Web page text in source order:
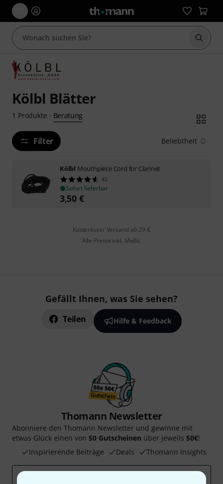
Suche
Kölbl Blätter
1 Produkte · Beratung
Filter Beliebtheit
Kölbl Mouthpiece Cord for Clarinet
42
Sofort lieferbar
3,50 €
Kostenloser Versand ab 29 €
Alle Preise inkl. MwSt.
Gefällt Ihnen, was Sie sehen?
Teilen Hilfe & Feedback
Thomann Newsletter
Abonniere den Thomann Newsletter und gewinne mit
etwas Glück einen von 50 Gutscheinen über jeweils 50€!
Inspirierende Beiträge
Deals Thomann Insights